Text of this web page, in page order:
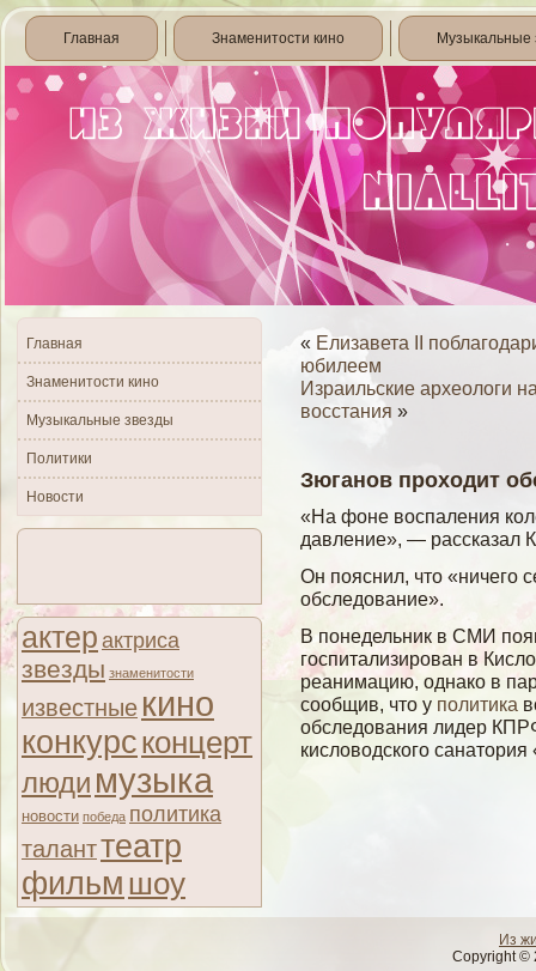
Главная Знаменитости кино Музыкальные
Главная
Знаменитости кино
Музыкальные звезды
Политики
Новости
актер актриса
звезды знаменитости
известные кино
конкурсконцерт
люди музыка
новости победа политика
таланттеатр
фильм шоу
« Елизавета II
юбилеем
Израильские археологи
восстания »
Зюганов проходит
«На фоне воспаления
давление», — рассказал
Он пояснил, что «ничегο
обследование».
В понедельник в СМИ
госпитализирован в
реанимацию, однако в
сообщив, что у политика
обследования лидер
кисловодского
Из
Copyright ©